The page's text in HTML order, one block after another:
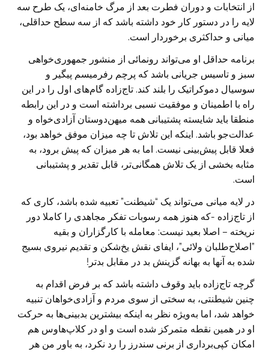
از ‏انتخابات و دوران فطرت بعد از مرگ خامنه‌ای، یک طرح سه
لایه را در دستور کار ‏خود داشته باشد که از سه سطح حداقلی،
میانی و حداکثری برخوردار است.‏
برنامه حداقل او می‌تواند رونمائی از منشور جمهوری‌خواهی
سبز و تاسیس جریانی باشد که ‏پرچم رفرمیسم پیگیر و
سوسیال دموکراتیک را بلند کند. تاج‌زاده گام‌های اول را در این
‏راه با اطمینان و موفقیت نسبی برداشته است و در این رابطه
منطقا باید شایسته پشتیبانی ‏همه میهن‌دوستان آزادی‌خواه و
عدالت‌جو باشد. اینکه این تلاش تا چه میزان موفق خواهد ‏بود،
فعلا قابل پیش‌بینی نیست. اما به هر میزان که پیش برود، به
مثابه بخشی از یک ‏تلاش همگانی‌تر، قابل تقدیر و پشتیبانی
است.
در لایه میانی می‌تواند یک “شیطنت” تعبیه شده باشد، کاری که
از تاج‌زاده -که هنوز همه ‏رسوبات تفکر مجاهدی را کاملا دور
نریخته – اصلا بعید نیست: معامله با کارگزاران و بقیه
‏‏”اصلاح‌طلبان ولائی”، ایفای نقش یخ‌شکن و تقدیم نیروی بسیج
شده به آنها به بهانه ‏گزینش بد در مقابل بدتر!
گرچه تاج‌زاده باید وقوف داشته باشد که بر فرض اقدام به
چنین شیطنتی، به سختی از ‏سوی مردم و آزادی‌خواهان تنبیه
خواهد شد، اما به‌ویژه نظر به اینکه بیشترین بدبینی‌ها به ‏حرکت
او در همین نقطه متمرکز شده است و او در کلاپ‌هاوس هم
امکان کپی‌برداری از ‏برنی سندرز را رد نکرد، به باور من هر